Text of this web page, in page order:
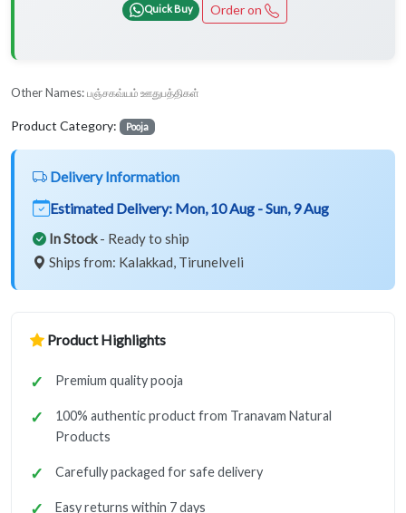
Quick Buy Order on
Other Names: பஞ்சகவ்யம் ஊதுபத்திகள்
Product Category: Pooja
Delivery Information
Estimated Delivery: Mon, 10 Aug - Sun, 9 Aug
In Stock- Ready to ship
Ships from: Kalakkad, Tirunelveli
Product Highlights
Premium quality pooja
100% authentic product from Tranavam Natural
Products
Carefully packaged for safe delivery
Easy returns within 7 days